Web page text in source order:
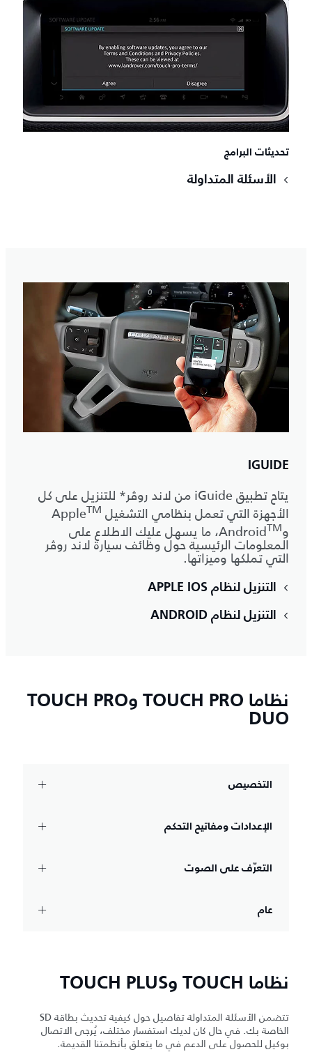
تحديثات البرامج
الأسئلة المتداولة
IGUIDE
يتاح تطبيق iGuide من لاند روڤر* للتنزيل على كل
الأجهزة التي تعمل بنظامي التشغيل Apple ‎TM
وAndroid‎TM ‎، ما يسهل عليك الاطلاع على
المعلومات الرئيسية حول وظائف سيارة لاند روڤر
التي تملكها وميزاتها.
التنزيل لنظام APPLE IOS
التنزيل لنظام ANDROID
نظاما TOUCH PRO وTOUCH PRO
DUO
التخصيص
الإعدادات ومفاتيح التحكم
التعرّف على الصوت
عام
نظاما TOUCH وTOUCH PLUS
تتضمن الأسئلة المتداولة تفاصيل حول كيفية تحديث بطاقة SD
الخاصة بك. في حال كان لديك استفسار مختلف، يُرجى الاتصال
بوكيل للحصول على الدعم في ما يتعلق بأنظمتنا القديمة.